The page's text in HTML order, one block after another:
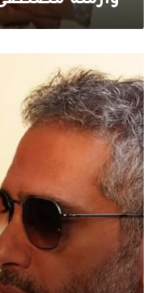
سبب
تأجيل
جلسة
استجواب
فضل
شاكر